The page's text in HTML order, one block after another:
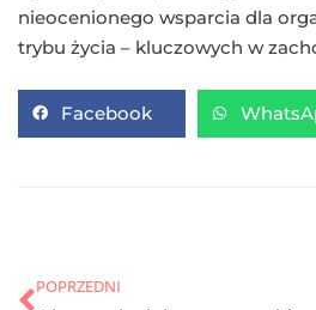
nieocenionego wsparcia dla
trybu życia – kluczowych w
Facebook
POPRZEDNI